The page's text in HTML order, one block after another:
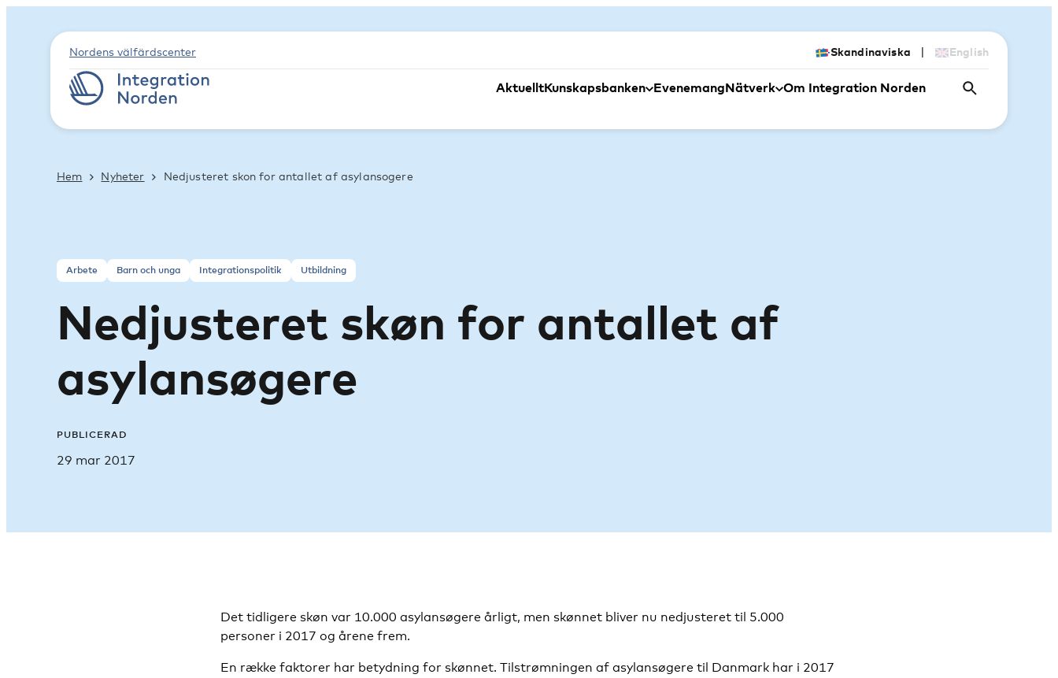
Nordens välfärdscenter Skandinaviska | English
AktuelltKunskapsbanken EvenemangNätverk Om Integration Norden
Hem Nyheter Nedjusteret skon for antallet af asylansogere
Arbete Barn och unga Integrationspolitik Utbildning
Nedjusteret skøn for antallet af
asylansøgere
PUBLICERAD
29 mar 2017
Det tidligere skøn var 10.000 asylansøgere årligt, men skønnet bliver nu nedjusteret til 5.000
personer i 2017 og årene frem.
En række faktorer har betydning for skønnet. Tilstrømningen af asylansøgere til Danmark har i 2017